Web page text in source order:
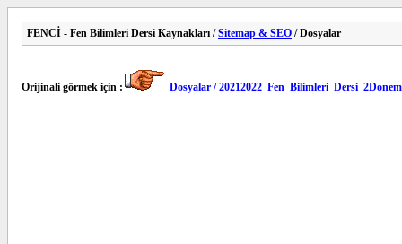
FENCİ - Fen Bilimleri Dersi Kaynakları /Sitemap & SEO / Dosyalar
Orijinali görmek için : Dosyalar /